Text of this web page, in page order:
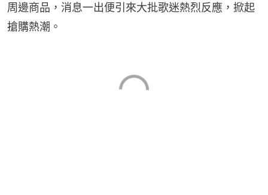
周邊商品，消息一出便引來大批歌迷熱烈反應，掀起
搶購熱潮。